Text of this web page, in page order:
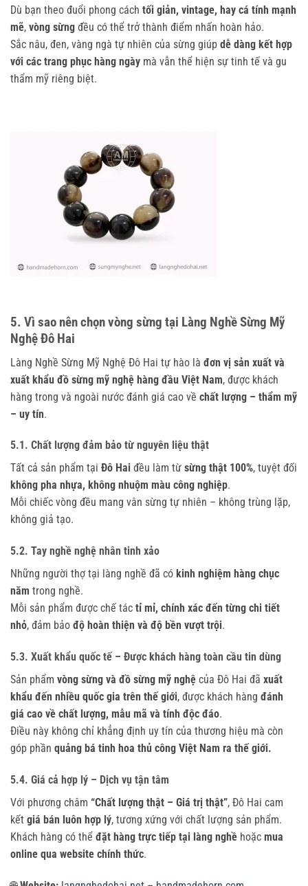
Dù bạn theo đuổi phong cách tối giản, vintage, hay cá tính mạnh
mẽ, vòng sừng đều có thể trở thành điểm nhấn hoàn hảo.
Sắc nâu, đen, vàng ngà tự nhiên của sừng giúp dễ dàng kết hợp
với các trang phục hàng ngày mà vẫn thể hiện sự tinh tế và gu
thẩm mỹ riêng biệt.
5. Vì sao nên chọn vòng sừng tại Làng Nghề Sừng Mỹ
Nghệ Đô Hai
Làng Nghề Sừng Mỹ Nghệ Đô Hai tự hào là đơn vị sản xuất và
xuất khẩu đồ sừng mỹ nghệ hàng đầu Việt Nam, được khách
hàng trong và ngoài nước đánh giá cao về chất lượng – thẩm mỹ
– uy tín.
5.1. Chất lượng đảm bảo từ nguyên liệu thật
Tất cả sản phẩm tại Đô Hai đều làm từ sừng thật 100%, tuyệt đối
không pha nhựa, không nhuộm màu công nghiệp.
Mỗi chiếc vòng đều mang vân sừng tự nhiên – không trùng lặp,
không giả tạo.
5.2. Tay nghề nghệ nhân tinh xảo
Những người thợ tại làng nghề đã có kinh nghiệm hàng chục
năm trong nghề.
Mỗi sản phẩm được chế tác tỉ mỉ, chính xác đến từng chi tiết
nhỏ, đảm bảo độ hoàn thiện và độ bền vượt trội.
5.3. Xuất khẩu quốc tế – Được khách hàng toàn cầu tin dùng
Sản phẩm vòng sừng và đồ sừng mỹ nghệ của Đô Hai đã xuất
khẩu đến nhiều quốc gia trên thế giới, được khách hàng đánh
giá cao về chất lượng, mẫu mã và tính độc đáo.
Điều này không chỉ khẳng định uy tín của thương hiệu mà còn
góp phần quảng bá tinh hoa thủ công Việt Nam ra thế giới.
5.4. Giá cả hợp lý – Dịch vụ tận tâm
Với phương châm “Chất lượng thật – Giá trị thật”, Đô Hai cam
kết giá bán luôn hợp lý, tương xứng với chất lượng sản phẩm.
Khách hàng có thể đặt hàng trực tiếp tại làng nghề hoặc mua
online qua website chính thức.